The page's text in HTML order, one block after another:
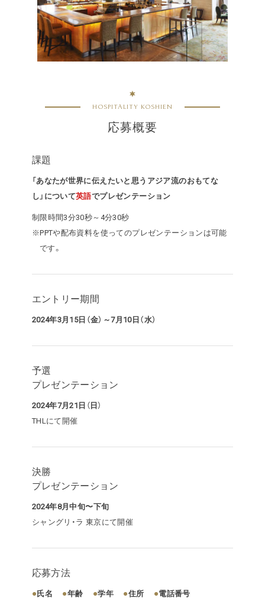
HOSPITALITY KOSHIEN
応募概要
課題
「あなたが世界に伝えたいと思うアジア流のおもてな
し」について英語でプレゼンテーション
制限時間3分30秒～4分30秒
※PPTや配布資料を使ってのプレゼンテーションは可能
です。
エントリー期間
2024年3月15日（金）～7月10日（水）
予選
プレゼンテーション
2024年7月21日（日）
THLにて開催
決勝
プレゼンテーション
2024年8月中旬〜下旬
シャングリ・ラ 東京にて開催
応募方法
氏名 年齢 学年 住所
電話番号